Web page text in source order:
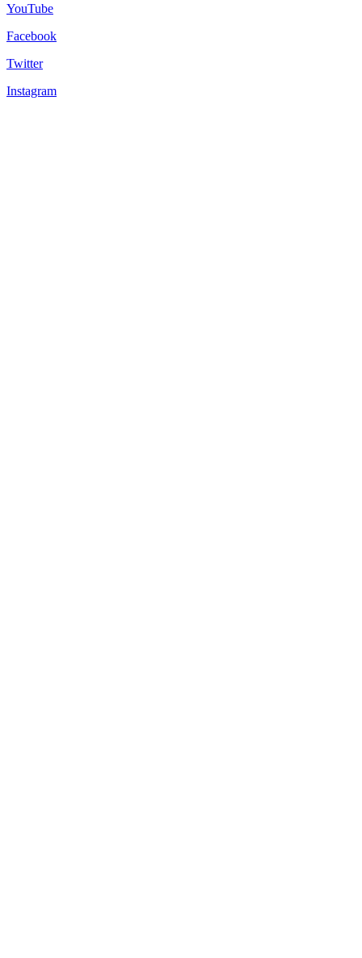
YouTube
Facebook
Twitter
Instagram